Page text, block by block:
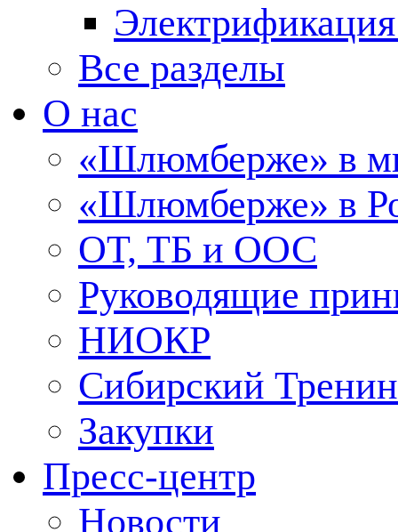
Все разделы
О нас
«Шлюмберже» в
«Шлюмберже» в
ОТ, ТБ и ООС
Руководящие
НИОКР
Сибирский
Закупки
Пресс-центр
Новости